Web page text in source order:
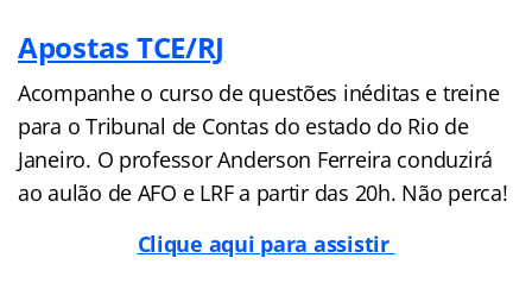
Apostas TCE/RJ
Acompanhe o curso de questões inéditas e treine
para o Tribunal de Contas do estado do Rio de
Janeiro. O professor Anderson Ferreira conduzirá
ao aulão de AFO e LRF a partir das 20h. Não perca!
Clique aqui para assistir